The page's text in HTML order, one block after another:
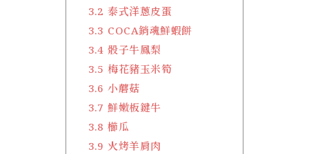
3.2 泰式洋蔥皮蛋
3.3 COCA銷魂鮮蝦餅
3.4 骰子牛鳳梨
3.5 梅花豬玉米筍
3.6 小蘑菇
3.7 鮮嫩板鍵牛
3.8 櫛瓜
3.9 火烤羊肩肉